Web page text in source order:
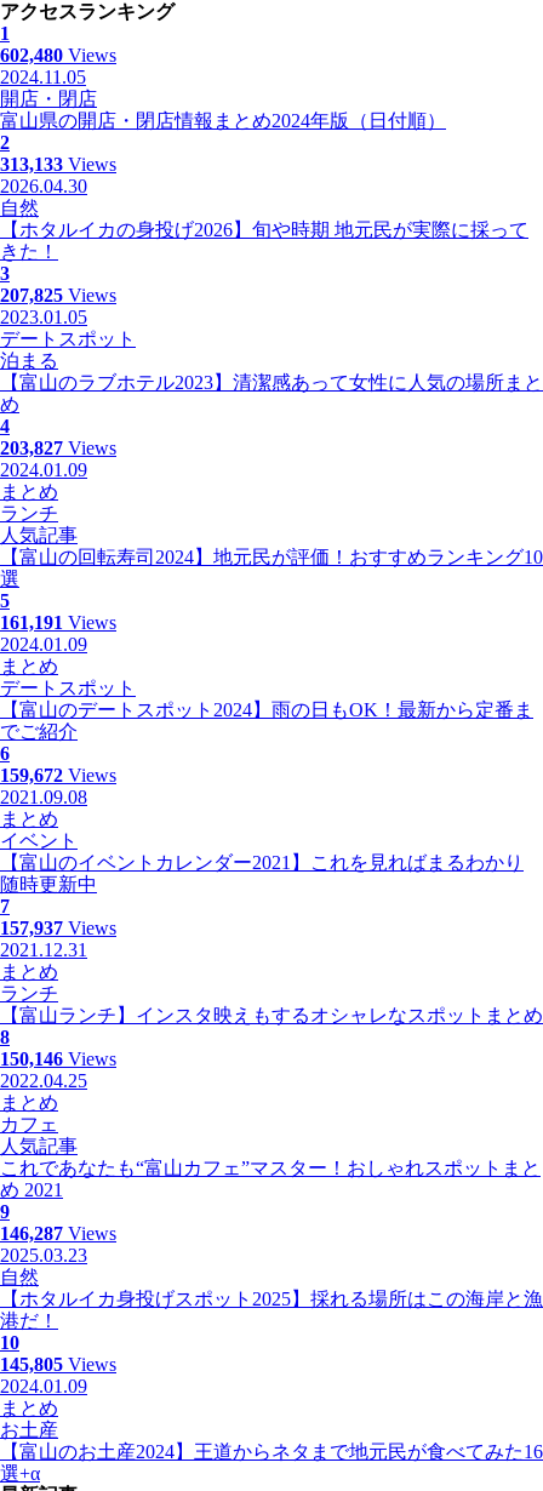
アクセスランキング
1
602,480 Views
2024.11.05
開店・閉店
富山県の開店・閉店情報まとめ2024年版（日付順）
2
313,133 Views
2026.04.30
自然
【ホタルイカの身投げ2026】旬や時期 地元民が実際に採って
きた！
3
207,825 Views
2023.01.05
デートスポット
泊まる
【富山のラブホテル2023】清潔感あって女性に人気の場所まと
め
4
203,827 Views
2024.01.09
まとめ
ランチ
人気記事
【富山の回転寿司2024】地元民が評価！おすすめランキング10
選
5
161,191 Views
2024.01.09
まとめ
デートスポット
【富山のデートスポット2024】雨の日もOK！最新から定番ま
でご紹介
6
159,672 Views
2021.09.08
まとめ
イベント
【富山のイベントカレンダー2021】これを見ればまるわかり
随時更新中
7
157,937 Views
2021.12.31
まとめ
ランチ
【富山ランチ】インスタ映えもするオシャレなスポットまとめ
8
150,146 Views
2022.04.25
まとめ
カフェ
人気記事
これであなたも“富山カフェ”マスター！おしゃれスポットまと
め 2021
9
146,287 Views
2025.03.23
自然
【ホタルイカ身投げスポット2025】採れる場所はこの海岸と漁
港だ！
10
145,805 Views
2024.01.09
まとめ
お土産
【富山のお土産2024】王道からネタまで地元民が食べてみた16
選+α